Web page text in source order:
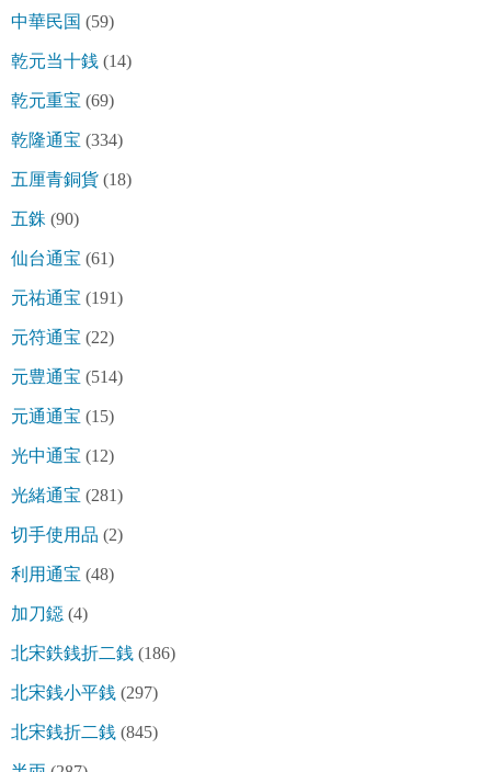
中華民国 (59)
乾元当十銭 (14)
乾元重宝 (69)
乾隆通宝 (334)
五厘青銅貨 (18)
五銖 (90)
仙台通宝 (61)
元祐通宝 (191)
元符通宝 (22)
元豊通宝 (514)
元通通宝 (15)
光中通宝 (12)
光緒通宝 (281)
切手使用品 (2)
利用通宝 (48)
加刀鐚 (4)
北宋鉄銭折二銭 (186)
北宋銭小平銭 (297)
北宋銭折二銭 (845)